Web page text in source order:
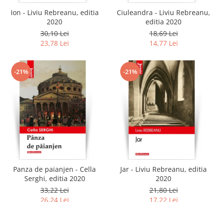
Ion - Liviu Rebreanu, editia
2020
30,10 Lei
23,78 Lei
Ciuleandra - Liviu Rebreanu,
editia 2020
18,69 Lei
14,77 Lei
-21%
Panza de paianjen - Cella
Serghi, editia 2020
33,22 Lei
26,24 Lei
-21%
Jar - Liviu Rebreanu, editia
2020
21,80 Lei
17,22 Lei